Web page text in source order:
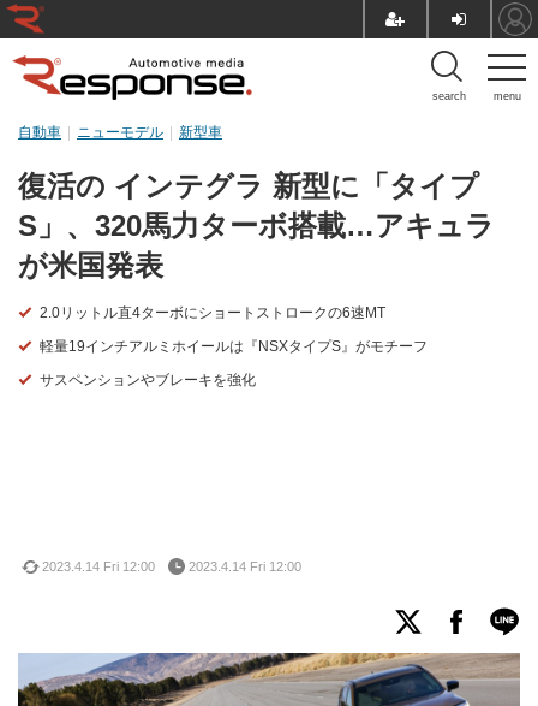
menu
search
復活の インテグラ 新型に「タイプ
S」、320馬力ターボ搭載…アキュラ
が米国発表
2.0リットル直4ターボにショートストロークの6速MT
軽量19インチアルミホイールは『NSXタイプS』がモチーフ
サスペンションやブレーキを強化
自動車 ニューモデル 新型車
2023.4.14 Fri 12:00 2023.4.14 Fri 12:00